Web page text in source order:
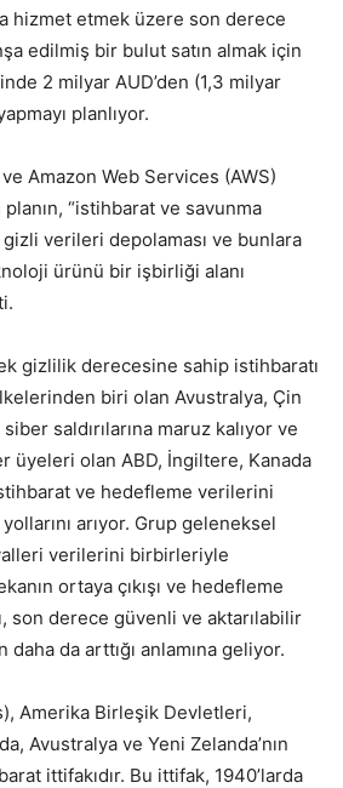
hizmet etmek üzere son derece
edilmiş bir bulut satın almak için
2 milyar AUD’den (1,3 milyar
planlıyor.
Amazon Web Services (AWS)
“istihbarat ve savunma
verileri depolaması ve bunlara
ürünü bir işbirliği alanı
gizlilik derecesine sahip istihbaratı
biri olan Avustralya, Çin
saldırılarına maruz kalıyor ve
üyeleri olan ABD, İngiltere, Kanada
ve hedefleme verilerini
arıyor. Grup geleneksel
verilerini birbirleriyle
ortaya çıkışı ve hedefleme
son derece güvenli ve aktarılabilir
da arttığı anlamına geliyor.
Amerika Birleşik Devletleri,
Avustralya ve Yeni Zelanda’nın
ittifakıdır. Bu ittifak, 1940’larda